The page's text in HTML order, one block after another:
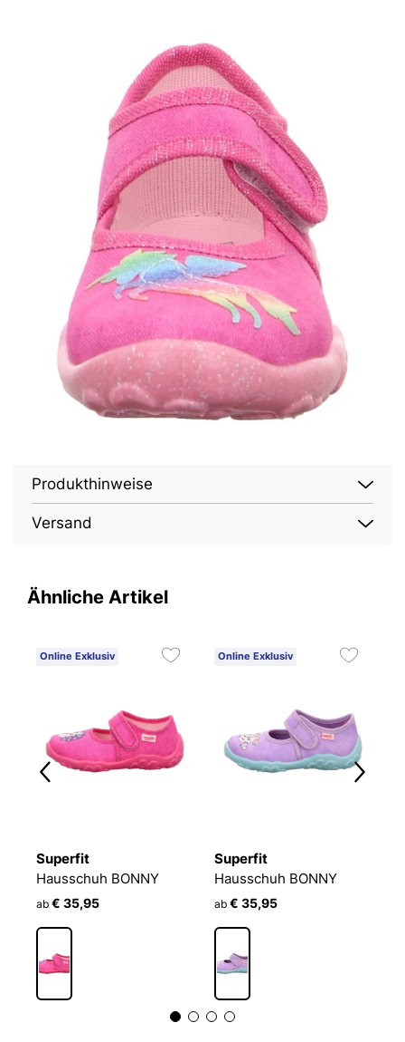
Produkthinweise
Versand
Ähnliche Artikel
Online Exklusiv
Superfit
Hausschuh BONNY
ab € 35,95
Online Exklusiv
Superfit
Hausschuh BONNY
ab € 35,95